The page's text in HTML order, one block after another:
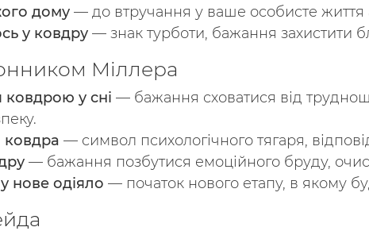
дому — до втручання у ваше особисте
у ковдру — знак турботи, бажання захистити
Міллера
ковдрою у сні — бажання сховатися від
ковдра — символ психологічного тягаря,
— бажання позбутися емоційного бруду,
нове одіяло — початок нового етапу, в якому